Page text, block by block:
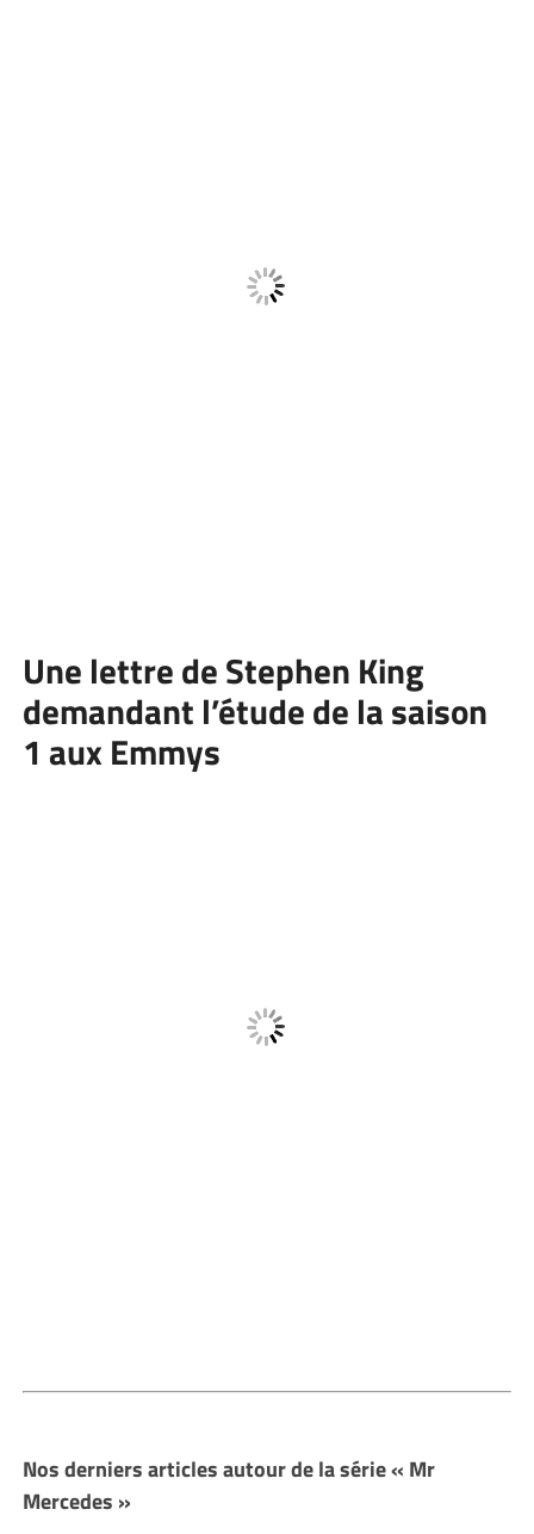
Une lettre de Stephen King
demandant l’étude de la saison
1 aux Emmys
Nos derniers articles autour de la série « Mr
Mercedes »